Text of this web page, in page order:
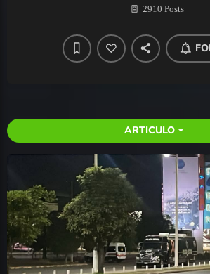
2910 Posts
ARTICULO arrow_drop_down